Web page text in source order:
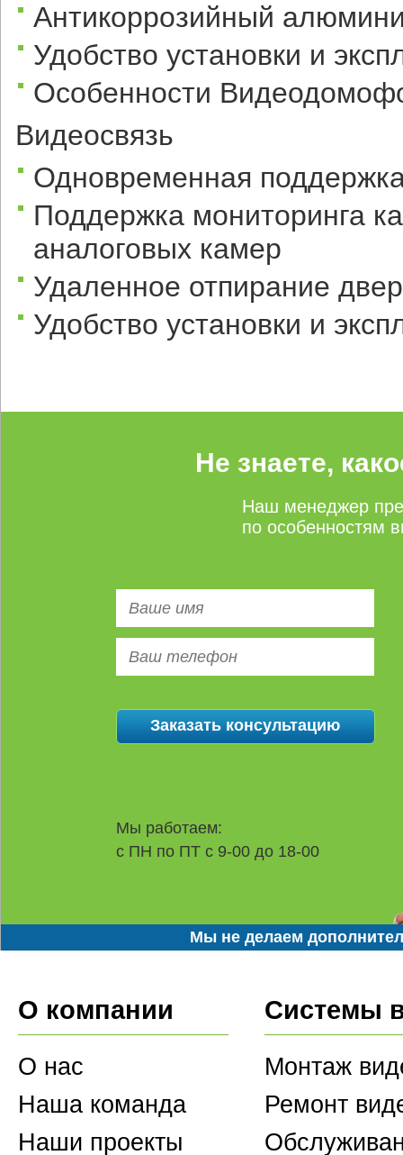
Антикоррозийный
Удобство установки и
Особенности
Видеосвязь
Одновременная
Поддержка мониторинга
аналоговых камер
Удаленное отпирание
Удобство установки и
Не знаете,
Наш менеджер
по особенностям
Мы работаем:
с ПН по ПТ с 9-00 до 18-00
Мы не делаем
О компании
О нас
Наша команда
Наши проекты
Системы
Монтаж
Ремонт